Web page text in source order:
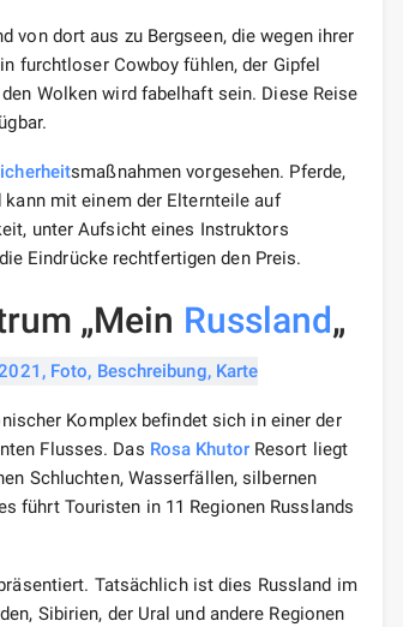
von dort aus zu Bergseen, die wegen ihrer
furchtloser Cowboy fühlen, der Gipfel
Wolken wird fabelhaft sein. Diese Reise
smaßnahmen vorgesehen. Pferde,
kann mit einem der Elternteile auf
unter Aufsicht eines Instruktors
Eindrücke rechtfertigen den Preis.
„Mein Russland„
Komplex befindet sich in einer der
Flusses. Das Rosa KhutorResort liegt
Schluchten, Wasserfällen, silbernen
führt Touristen in 11 Regionen Russlands
Tatsächlich ist dies Russland im
Sibirien, der Ural und andere Regionen